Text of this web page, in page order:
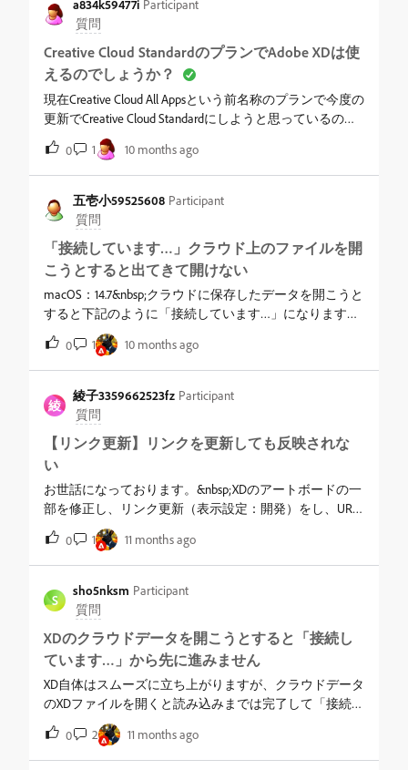
a834k59477i Participant
質問
Creative Cloud StandardのプランでAdobe XDは使
えるのでしょうか？
現在Creative Cloud All Appsという前名称のプランで今度の
更新でCreative Cloud Standardにしようと思っているので
すが、Adobe XDは使えるのでしょうか？公式サイトを見
てもアプリ一覧に載っていないので、Creative Cloud
Standardのプランでも使い続けられるか判る方がいまし
たらご教授願います。
0 1 10 months ago
五壱小59525608 Participant
質問
「接続しています…」クラウド上のファイルを開
こうとすると出てきて開けない
macOS：14.7&nbsp;クラウドに保存したデータを開こうと
すると下記のように「接続しています…」になります。
数秒でキャンセルボタンが出て、複製かローカルに落と
すことはできるのですが、とても便利で重宝している
分、どうにかならないもんなのでしょうか。※（追記）
複製してもクラウドに！マークがついて保存できなくな
ります。&nbsp;Adobeさん、ご回答お待ちしておりま
0 1 10 months ago
綾
綾子3359662523fz Participant
質問
【リンク更新】リンクを更新しても反映されな
い
お世話になっております。&nbsp;XDのアートボードの一
部を修正し、リンク更新（表示設定：開発）をし、URL
をたたいても修正が反映されません。&nbsp;■環境
WINDOWS 11chrome&nbsp;■状況・シークレットモードや
キャッシュクリア、何度もURLを更新しなおしています
が解消されない状況です。&nbsp;・URLを発行しなおす
事はPJの運用上NGなので、発行せずリンク更新を行って
いる。&nbsp;・chromeとFireFoxで確認&nbsp;■現象が起き
たタイミング本日AMに検知しており、昨夜までは平常
でした。&nbsp;XDファイルが開けないバグが発生してい
る影響はありますでしょうか？&nbsp;
0 1 11 months ago
S
sho5nksm Participant
質問
XDのクラウドデータを開こうとすると「接続し
ています…」から先に進みません
XD自体はスムーズに立ち上がりますが、クラウドデータ
のXDファイルを開くと読み込みまでは完了して「接続し
ています…」のぐるぐるが永遠に表示されて進みませ
ん。使用環境はMacbook Pro M3 Pro / Mac OS Sequoia
ver.15.5
0 2 11 months ago